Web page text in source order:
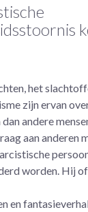
het
zijn ervan
andere
aan anderen
worden. Hij
en